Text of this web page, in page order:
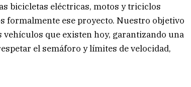
bicicletas eléctricas, motos y triciclos
formalmente ese proyecto. Nuestro objetivo
que existen hoy, garantizando una
el semáforo y límites de velocidad,